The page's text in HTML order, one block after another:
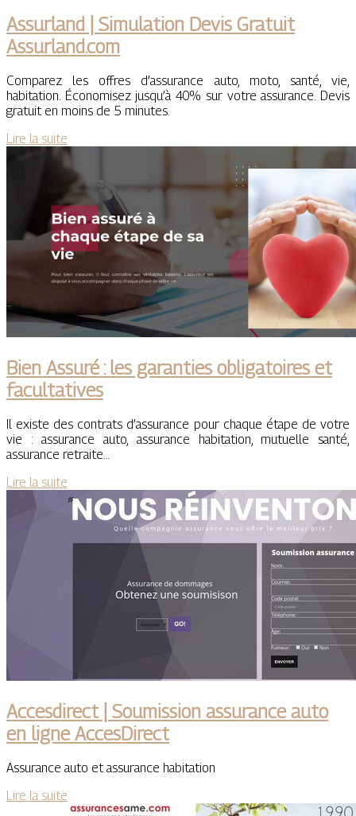
Assurland | Simulation Devis Gratuit
Assurland.com
Comparez les offres d’assurance auto, moto, santé, vie,
habitation. Économisez jusqu’à 40% sur votre assurance. Devis
gratuit en moins de 5 minutes.
Lire la suite
Bien Assuré : les garanties obligatoires et
facultatives
Il existe des contrats d’assurance pour chaque étape de votre
vie : assurance auto, assurance habitation, mutuelle santé,
assurance retraite…
Lire la suite
Accesdirect | Soumission assurance auto
en ligne AccesDirect
Assurance auto et assurance habitation
Lire la suite